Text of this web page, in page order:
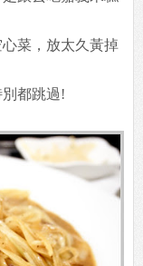
跟去吃嘉義米糕